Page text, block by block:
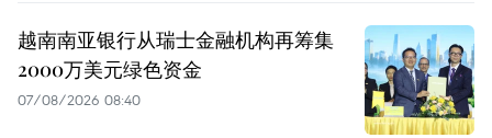
越南南亚银行从瑞士金融机构再筹集
2000万美元绿色资金
07/08/2026 08:40